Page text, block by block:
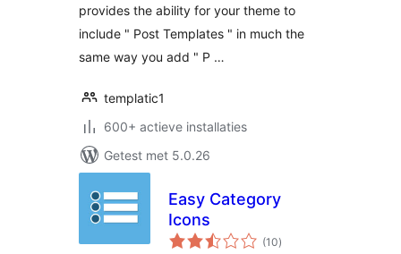
provides the ability for your theme to
include " Post Templates " in much the
same way you add " P …
templatic1
600+ actieve installaties
Getest met 5.0.26
Easy Category
Icons
(10totaal
waarderingen
)